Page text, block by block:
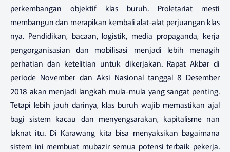
perkembangan objektif klas buruh. Proletariat mesti
membangun dan merapikan kembali alat-alat perjuangan klas
nya. Pendidikan, bacaan, logistik, media propaganda, kerja
pengorganisasian dan mobilisasi menjadi lebih menagih
perhatian dan ketelitian untuk dikerjakan. Rapat Akbar di
periode November dan Aksi Nasional tanggal 8 Desember
2018 akan menjadi langkah mula-mula yang sangat penting.
Tetapi lebih jauh darinya, klas buruh wajib memastikan ajal
bagi sistem kacau dan menyengsarakan, kapitalisme nan
laknat itu. Di Karawang kita bisa menyaksikan bagaimana
sistem ini membuat mubazir semua potensi terbaik pekerja.